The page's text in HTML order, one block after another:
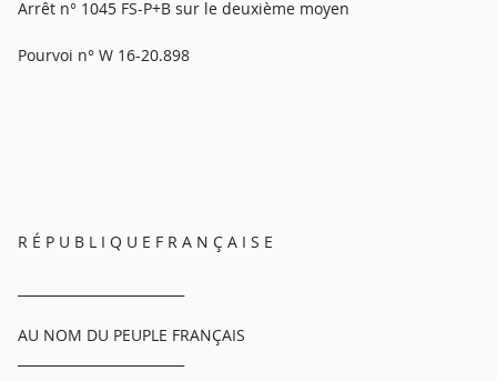
Arrêt n° 1045 FS-P+B sur le deuxième moyen
Pourvoi n° W 16-20.898
R É P U B L I Q U E F R A N Ç A I S E
AU NOM DU PEUPLE FRANÇAIS